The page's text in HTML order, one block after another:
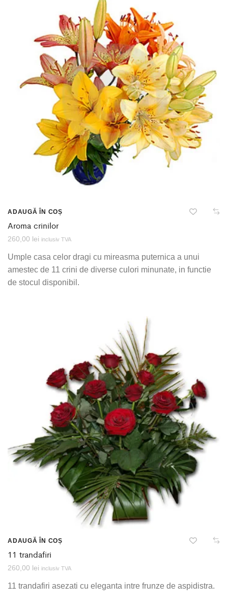
ADAUGĂ ÎN COȘ
Aroma crinilor
260,00 lei inclusiv TVA
Umple casa celor dragi cu mireasma puternica a unui
amestec de 11 crini de diverse culori minunate, in functie
de stocul disponibil.
ADAUGĂ ÎN COȘ
11 trandafiri
260,00 lei inclusiv TVA
11 trandafiri asezati cu eleganta intre frunze de aspidistra.